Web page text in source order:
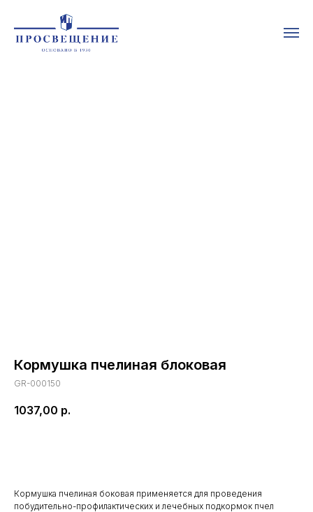
Кормушка пчелиная блоковая
GR-000150
1037,00 р.
Кормушка пчелиная боковая применяется для проведения
побудительно-профилактических и лечебных подкормок пчел